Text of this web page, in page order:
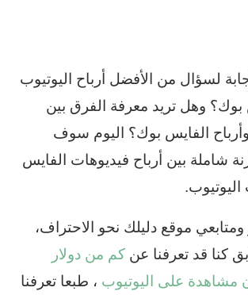
لسؤال من الأفضل أرباح اليوتيوب
بوك؟ وهل تريد معرفة الفرق بين
وأرباح الفايس بوك؟ اليوم سوف
شاملة بين أرباح فيديوهات الفايس
موقع دليلك نحو الاحتراف،
كنا قد تعرفنا عن كم من دولار
مشاهدة على اليوتيوب ، طبعا تعرفنا